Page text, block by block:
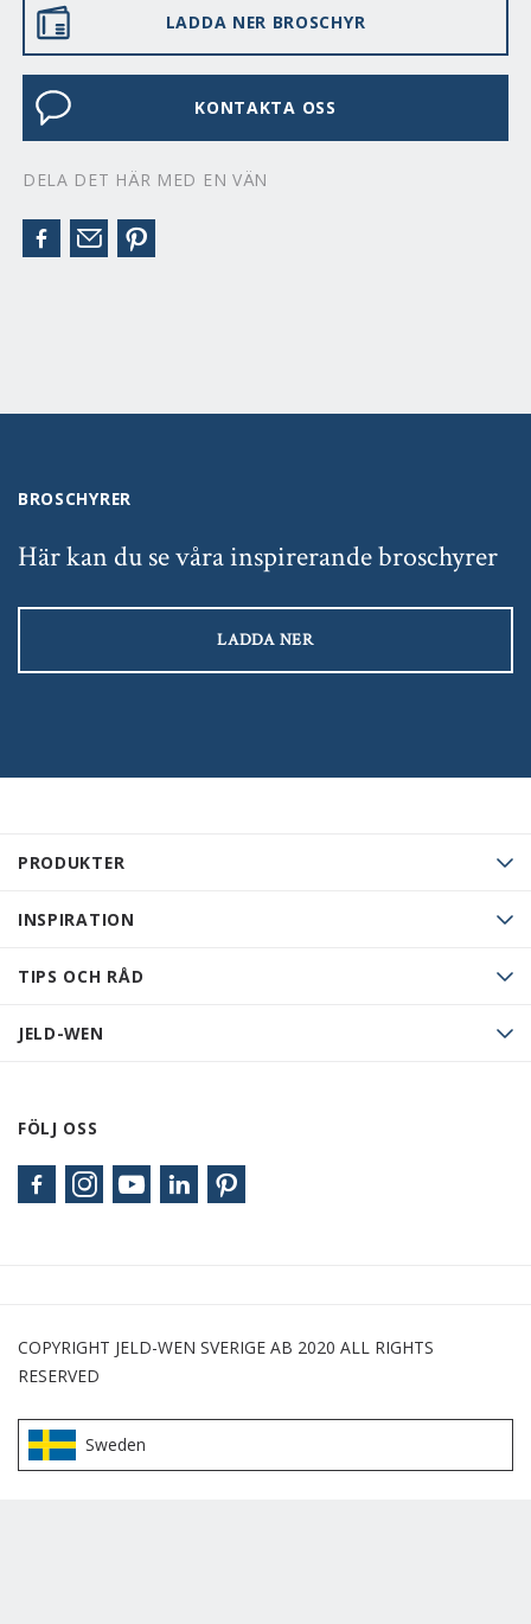
LADDA NER BROSCHYR
KONTAKTA OSS
DELA DET HÄR MED EN VÄN
PRODUKTER
INSPIRATION
TIPS OCH RÅD
JELD-WEN
FÖLJ OSS
BROSCHYRER
Här kan du se våra inspirerande broschyrer
LADDA NER
COPYRIGHT JELD-WEN SVERIGE AB 2020 ALL RIGHTS
RESERVED
Sweden